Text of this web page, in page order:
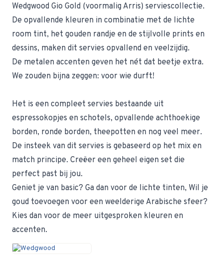
Wedgwood Gio Gold (voormalig Arris) serviescollectie.
De opvallende kleuren in combinatie met de lichte
room tint, het gouden randje en de stijlvolle prints en
dessins, maken dit servies opvallend en veelzijdig.
De metalen accenten geven het nét dat beetje extra.
We zouden bijna zeggen: voor wie durft!
Het is een compleet servies bestaande uit
espressokopjes en schotels, opvallende achthoekige
borden, ronde borden, theepotten en nog veel meer.
De insteek van dit servies is gebaseerd op het mix en
match principe. Creëer een geheel eigen set die
perfect past bij jou.
Geniet je van basic? Ga dan voor de lichte tinten, Wil je
goud toevoegen voor een weelderige Arabische sfeer?
Kies dan voor de meer uitgesproken kleuren en
accenten.